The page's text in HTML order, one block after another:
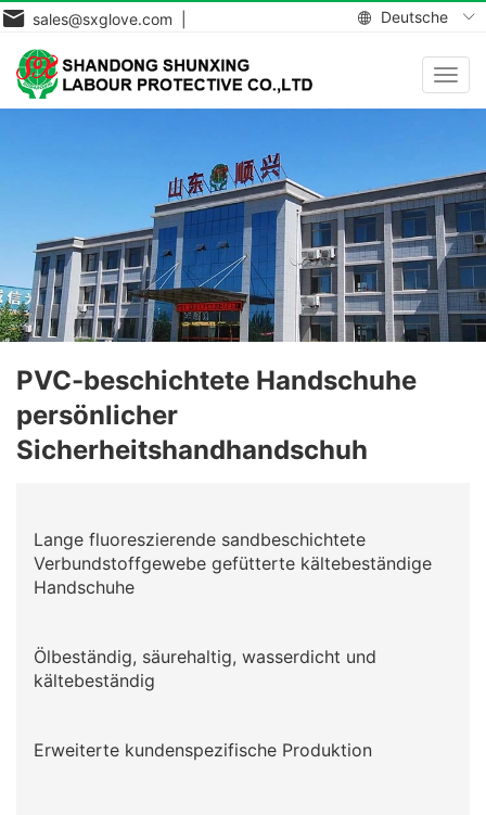
Deutsche
sales@sxglove.com |
PVC-beschichtete Handschuhe
persönlicher
Sicherheitshandhandschuh
Lange fluoreszierende sandbeschichtete
Verbundstoffgewebe gefütterte kältebeständige
Handschuhe
Ölbeständig, säurehaltig, wasserdicht und
kältebeständig
Erweiterte kundenspezifische Produktion